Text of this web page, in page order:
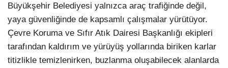
Büyükşehir Belediyesi yalnızca araç trafiğinde değil,
yaya güvenliğinde de kapsamlı çalışmalar yürütüyor.
Çevre Koruma ve Sıfır Atık Dairesi Başkanlığı ekipleri
tarafından kaldırım ve yürüyüş yollarında biriken karlar
titizlikle temizlenirken, buzlanma oluşabilecek alanlarda